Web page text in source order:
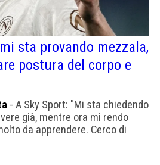
sta provando mezzala,
postura del corpo e
- A Sky Sport: "Mi sta chiedendo
già, mentre ora mi rendo
da apprendere. Cerco di
principali di Scott, Frank e
serve continuità"